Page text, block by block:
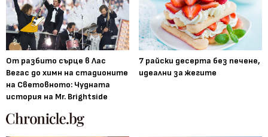
От разбито сърце в Лас
Вегас до химн на стадионите
на Световното: Чудната
история на Mr. Brightside
7 райски десерта без печене,
идеални за жегите